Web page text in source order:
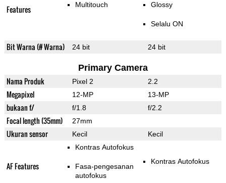
Features Multitouch Glossy
Selalu ON
Bit Warna (# Warna) 24 bit 24 bit
Primary Camera
Nama Produk Pixel 2 2.2
Megapixel 12-MP 13-MP
bukaan f/ f/1.8 f/2.2
Focal length (35mm) 27mm
Ukuran sensor Kecil Kecil
AF Features
Kontras Autofokus
Fasa-pengesanan
autofokus
Kontras Autofokus